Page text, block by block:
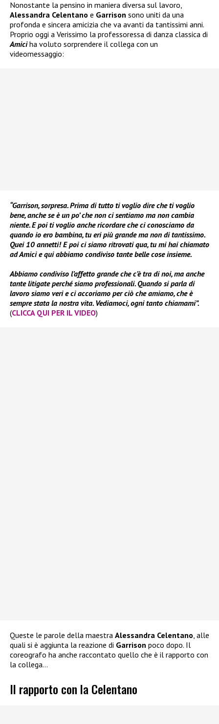
Nonostante la pensino in maniera diversa sul lavoro,
Alessandra Celentano e Garrison sono uniti da una
profonda e sincera amicizia che va avanti da tantissimi anni.
Proprio oggi a Verissimo la professoressa di danza classica di
Amiciha voluto sorprendere il collega con un
videomessaggio:
“Garrison, sorpresa. Prima di tutto ti voglio dire che ti voglio
bene, anche se è un po’ che non ci sentiamo ma non cambia
niente. E poi ti voglio anche ricordare che ci conosciamo da
quando io ero bambina, tu eri più grande ma non di tantissimo.
Quei 10 annetti! E poi ci siamo ritrovati qua, tu mi hai chiamato
ad Amici e qui abbiamo condiviso tante belle cose insieme.
Abbiamo condiviso l’affetto grande che c’è tra di noi, ma anche
tante litigate perché siamo professionali. Quando si parla di
lavoro siamo veri e ci accoriamo per ciò che amiamo, che è
sempre stata la nostra vita. Vediamoci, ogni tanto chiamami”.
(CLICCA QUI PER IL VIDEO)
Queste le parole della maestra Alessandra Celentano , alle
quali si è aggiunta la reazione di Garrison poco dopo. Il
coreografo ha anche raccontato quello che è il rapporto con
la collega…
Il rapporto con la Celentano